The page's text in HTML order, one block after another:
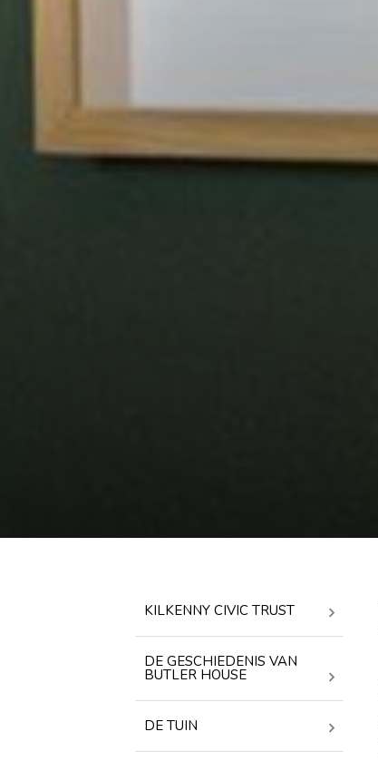
KILKENNY CIVIC TRUST
DE GESCHIEDENIS VAN
BUTLER HOUSE
DE TUIN